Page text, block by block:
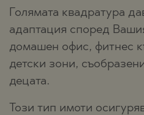
Голямата квадратура
адаптация според
домашен офис, фитнес
детски зони,
децата.
Този тип имоти